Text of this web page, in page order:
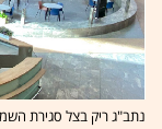
נתב"ג ריק בצל סגירת